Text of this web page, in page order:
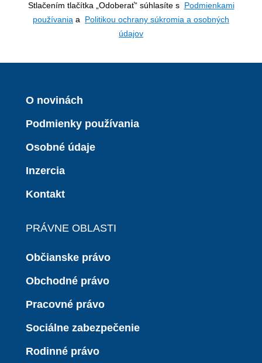
Stlačením tlačítka „Odoberať“ súhlasíte s Podmienkami
používania a Politikou ochrany súkromia a osobných
údajov
O novinách
Podmienky používania
Osobné údaje
Inzercia
Kontakt
PRÁVNE OBLASTI
Občianske právo
Obchodné právo
Pracovné právo
Sociálne zabezpečenie
Rodinné právo